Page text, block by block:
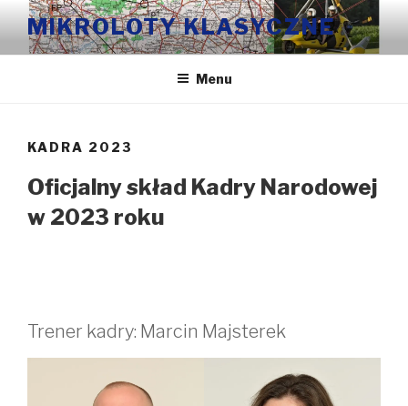
Przeskocz
treści
MIKROLOTY KLASYCZNE
Menu
KADRA 2023
Oficjalny skład Kadry Narodowej
w 2023 roku
Trener kadry: Marcin Majsterek